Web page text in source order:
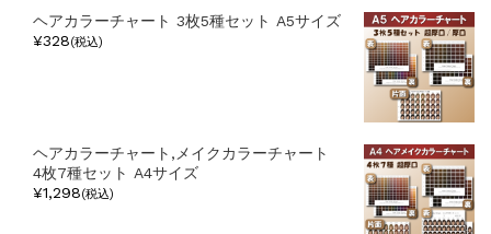
ヘアカラーチャート 3枚5種セット A5サイズ
¥328(税込)
ヘアカラーチャート,メイクカラーチャート
4枚7種セット A4サイズ
¥1,298(税込)